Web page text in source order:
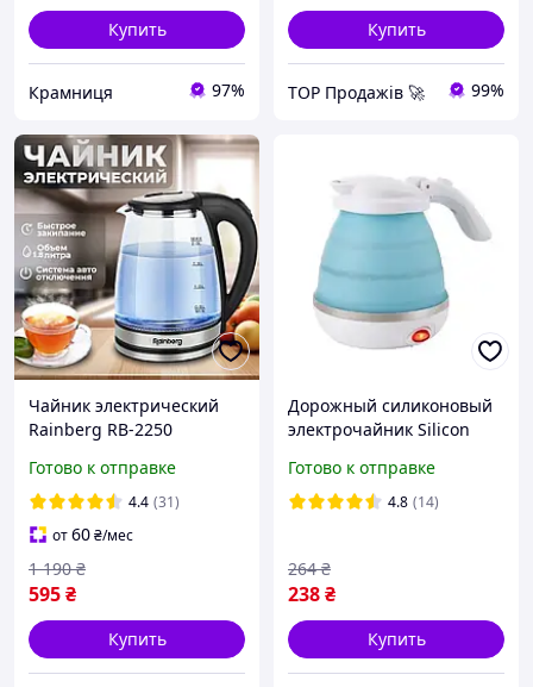
Купить
Крамниця 97%
Купить
TOP Продажів 🚀 99%
Чайник электрический
Rainberg RB-2250
электрочайник 1.9л 2200
Вт с LED подсветкой
Готово к отправке
4.4 (31)
от60₴/мес
595₴
1 190 ₴
Купить
Дорожный силиконовый
электрочайник Silicon
Готово к отправке
4.8 (14)
238₴
264 ₴
Купить